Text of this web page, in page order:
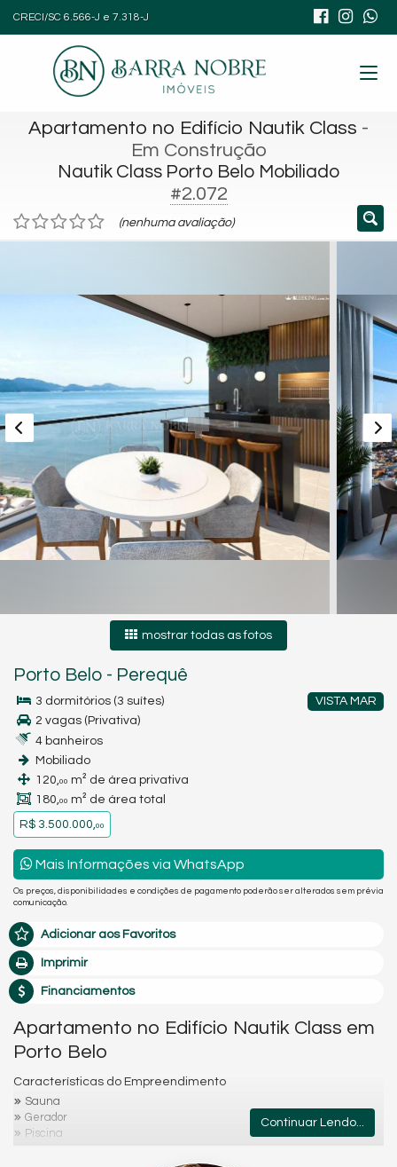
CRECI/SC 6.566-J e 7.318-J
Apartamento no Edifício Nautik Class -
Em Construção
Nautik Class Porto Belo Mobiliado
#2.072
(nenhuma avaliação)
mostrar todas as fotos
Porto Belo - Perequê
VISTA MAR
3 dormitórios (3 suítes)
2 vagas (Privativa)
4 banheiros
Mobiliado
120,00 m² de área privativa
180,00 m² de área total
R$ 3.500.000,00
Mais Informações via WhatsApp
Os preços, disponibilidades e condições de pagamento poderão ser alterados sem prévia
comunicação.
Adicionar aos Favoritos
Imprimir
Financiamentos
Apartamento no Edifício Nautik Class em
Porto Belo
Características do Empreendimento
Sauna
Gerador
Piscina
Continuar Lendo...